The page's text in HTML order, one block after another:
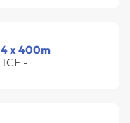
4 x 400m
TCF -